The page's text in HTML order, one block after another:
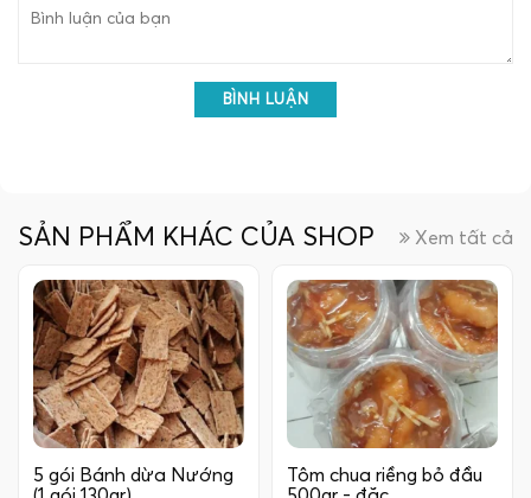
BÌNH LUẬN
SẢN PHẨM KHÁC CỦA SHOP Xem tất cả
5 gói Bánh dừa Nướng
Tôm chua riềng bỏ đầu